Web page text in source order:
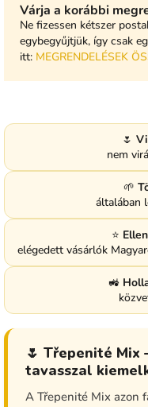
Várja a korábbi
Ne fizessen kétszer
egybegyűjtjük, így csak
itt: MEGRENDELÉSEK
🌷
nem
🌱
általában
⭐
elégedett vásárlók
🚜
🌷 Třepenité
tavasszal
A Třepenité Mix azon